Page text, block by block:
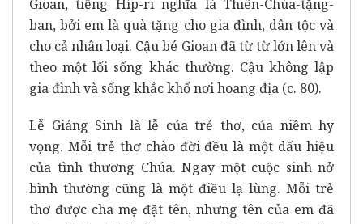
Gioan, tiếng Híp-ri nghĩa là Thiên-Chúa-tặng-
ban, bởi em là quà tặng cho gia đình, dân tộc và
cho cả nhân loại. Cậu bé Gioan đã từ từ lớn lên và
theo một lối sống khác thường. Cậu không lập
gia đình và sống khắc khổ nơi hoang địa (c. 80).
Lễ Giáng Sinh là lễ của trẻ thơ, của niềm hy
vọng. Mỗi trẻ thơ chào đời đều là một dấu hiệu
của tình thương Chúa. Ngay một cuộc sinh nở
bình thường cũng là một điều lạ lùng. Mỗi trẻ
thơ được cha mẹ đặt tên, nhưng tên của em đã